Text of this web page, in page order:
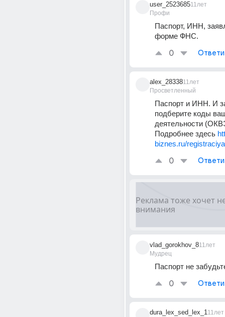
user_2523685
Профи
11лет
Паспорт, ИНН,
форме ФНС.
0
alex_28338
Просветленный
11лет
Паспорт и ИНН. И
подберите коды
деятельности
Подробнее здесь
biznes.ru/
0
vlad_gorokhov_8
Мудрец
11лет
Паспорт не
0
dura_lex_sed_lex_111лет